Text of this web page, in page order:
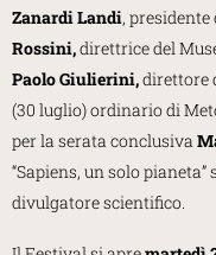
Zanardi Landi,
Rossini,direttrice del
Paolo Giulierini,direttore
(30 luglio) ordinario di
per la serata conclusiva
“Sapiens, un solo
divulgatore scientifico.